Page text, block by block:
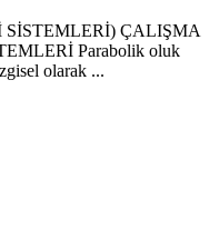
SİSTEMLERİ) ÇALIŞMA
Parabolik oluk
olarak ...